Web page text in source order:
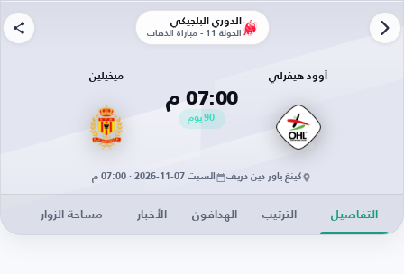
الدوري البلجيكي
الجولة 11 - مباراة الذهاب
أوود هيفرلي
07:00 م
90يوم
ميخيلين
كينغ باور دين دريف السبت 07-11-2026 · 07:00 م
التفاصيل الترتيب الهدافون الأخبار مساحة الزوار